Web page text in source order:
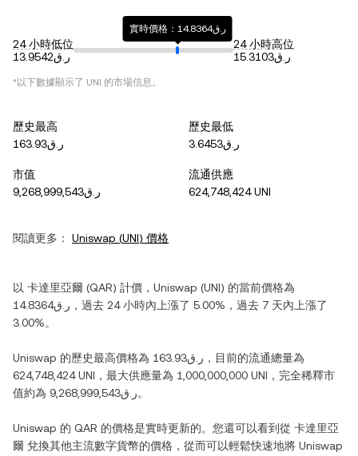
24 小時低位
ر.ق13.9542
實時價格：ر.ق14.8364
24 小時高位
ر.ق15.3103
*以下數據顯示了 UNI 的市場信息。
歷史最高
ر.ق163.93
歷史最低
ر.ق3.6453
市值
ر.ق9,268,999,543
流通供應
624,748,424 UNI
閱讀更多： Uniswap (UNI) 價格
以 卡達里亞爾 (QAR) 計價， Uniswap (UNI) 的當前價格為
ر.ق14.8364 ，過去 24 小時內 上漲了 5.00% ，過去 7 天內 上漲了
3.00%。
Uniswap 的歷史最高價格為 ر.ق163.93 ，目前的流通總量為
624,748,424 UNI ，最大供應量為 1,000,000,000 UNI ，完全稀釋市
值約為
ر.ق9,268,999,543。
Uniswap 的 QAR 的價格是實時更新的。您還可以看到從 卡達里亞
爾 兌換其他主流數字貨幣的價格，從而可以輕鬆快速地將 Uniswap